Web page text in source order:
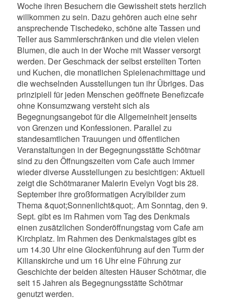
Woche ihren Besuchern die Gewissheit stets herzlich
willkommen zu sein. Dazu gehören auch eine sehr
ansprechende Tischedeko, schöne alte Tassen und
Teller aus Sammlerschränken und die vielen vielen
Blumen, die auch in der Woche mit Wasser versorgt
werden. Der Geschmack der selbst erstellten Torten
und Kuchen, die monatlichen Spielenachmittage und
die wechselnden Ausstellungen tun ihr Übriges. Das
prinzipiell für jeden Menschen geöffnete Benefizcafe
ohne Konsumzwang versteht sich als
Begegnungsangebot für die Allgemeinheit jenseits
von Grenzen und Konfessionen. Parallel zu
standesamtlichen Trauungen und öffentlichen
Veranstaltungen in der Begegnungsstätte Schötmar
sind zu den Öffnungszeiten vom Cafe auch immer
wieder diverse Ausstellungen zu besichtigen: Aktuell
zeigt die Schötmaraner Malerin Evelyn Vogt bis 28.
September ihre großformatigen Acrylbilder zum
Thema &quot;Sonnenlicht&quot;. Am Sonntag, den 9.
Sept. gibt es im Rahmen vom Tag des Denkmals
einen zusätzlichen Sonderöffnungstag vom Cafe am
Kirchplatz. Im Rahmen des Denkmalstages gibt es
um 14.30 Uhr eine Glockenführung auf den Turm der
Kilianskirche und um 16 Uhr eine Führung zur
Geschichte der beiden ältesten Häuser Schötmar, die
seit 15 Jahren als Begegnungsstätte Schötmar
genutzt werden.